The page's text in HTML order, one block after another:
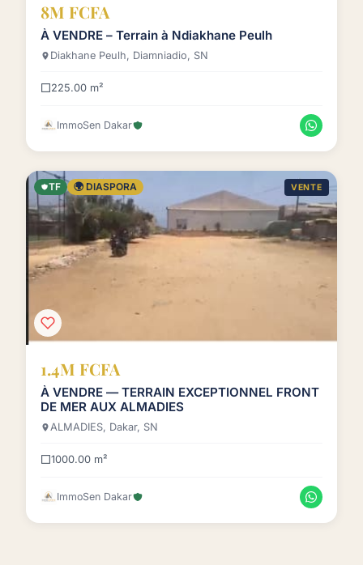
8M FCFA
À VENDRE – Terrain à Ndiakhane Peulh
Diakhane Peulh, Diamniadio, SN
225.00 m²
ImmoSen Dakar
TF 🌍 DIASPORA VENTE
1.4M FCFA
À VENDRE — TERRAIN EXCEPTIONNEL FRONT
DE MER AUX ALMADIES
ALMADIES, Dakar, SN
1000.00 m²
ImmoSen Dakar